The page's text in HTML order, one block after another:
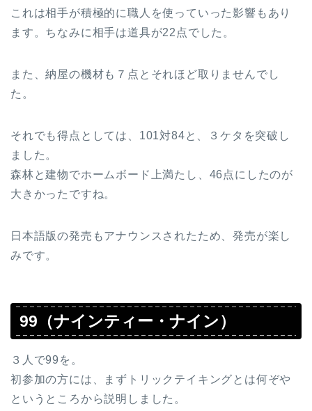
これは相手が積極的に職人を使っていった影響もあり
ます。ちなみに相手は道具が22点でした。
また、納屋の機材も７点とそれほど取りませんでし
た。
それでも得点としては、101対84と、３ケタを突破し
ました。
森林と建物でホームボード上満たし、46点にしたのが
大きかったですね。
日本語版の発売もアナウンスされたため、発売が楽し
みです。
99（ナインティー・ナイン）
３人で99を。
初参加の方には、まずトリックテイキングとは何ぞや
というところから説明しました。